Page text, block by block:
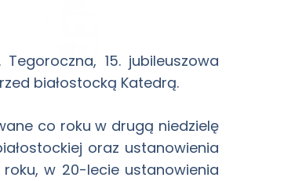
15. jubileuszowa
białostocką Katedrą.
co roku w drugą niedzielę
oraz ustanowienia
roku, w 20-lecie ustanowienia